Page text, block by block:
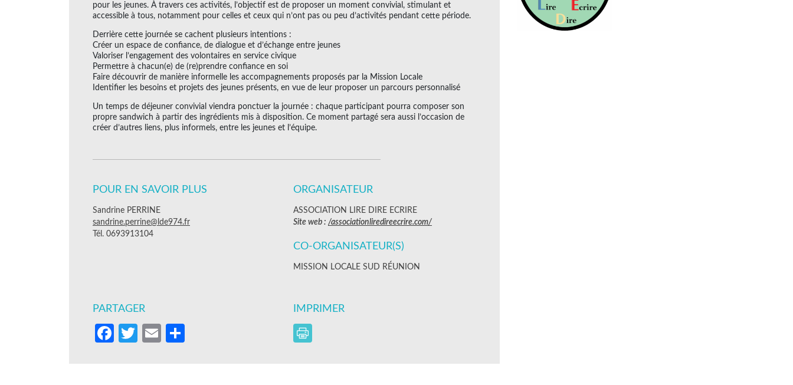
pour les jeunes. À travers ces activités, l’objectif est de proposer un moment convivial, stimulant et
accessible à tous, notamment pour celles et ceux qui n’ont pas ou peu d’activités pendant cette période.
Derrière cette journée se cachent plusieurs intentions :
Créer un espace de confiance, de dialogue et d’échange entre jeunes
Valoriser l’engagement des volontaires en service civique
Permettre à chacun(e) de (re)prendre confiance en soi
Faire découvrir de manière informelle les accompagnements proposés par la Mission Locale
Identifier les besoins et projets des jeunes présents, en vue de leur proposer un parcours personnalisé
Un temps de déjeuner convivial viendra ponctuer la journée : chaque participant pourra composer son
propre sandwich à partir des ingrédients mis à disposition. Ce moment partagé sera aussi l’occasion de
créer d’autres liens, plus informels, entre les jeunes et l’équipe.
POUR EN SAVOIR PLUS
Sandrine PERRINE
sandrine.perrine@lde974.fr
Tél. 0693913104
ORGANISATEUR
ASSOCIATION LIRE DIRE ECRIRE
Site web : /associationliredireecrire.com/
CO-ORGANISATEUR(S)
MISSION LOCALE SUD RÉUNION
PARTAGER
Facebook
Twitter
Email
IMPRIMER